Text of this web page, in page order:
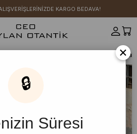
KARGO BEDAVA!
Çağla Organik Keten ×
🔒
Süresi